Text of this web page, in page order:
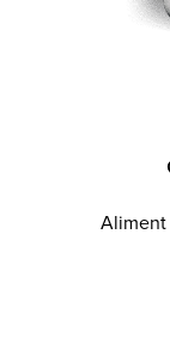
Aliment